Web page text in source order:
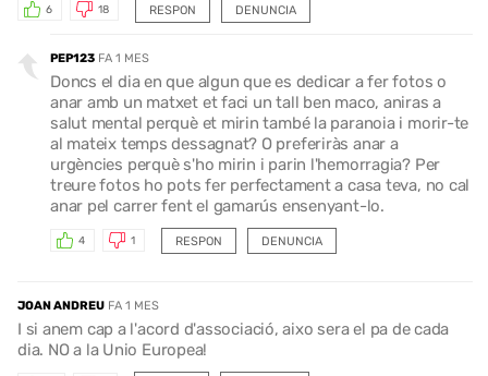
RESPON
6 18 DENUNCIA
PEP123 FA 1 MES
Doncs el dia en que algun que es dedicar a fer fotos o
anar amb un matxet et faci un tall ben maco, aniras a
salut mental perquè et mirin també la paranoia i morir-te
al mateix temps dessagnat? O preferiràs anar a
urgències perquè s'ho mirin i parin l'hemorragia? Per
treure fotos ho pots fer perfectament a casa teva, no cal
anar pel carrer fent el gamarús ensenyant-lo.
RESPON
4 1 DENUNCIA
JOAN ANDREU FA 1 MES
I si anem cap a l'acord d'associació, aixo sera el pa de cada
dia. NO a la Unio Europea!